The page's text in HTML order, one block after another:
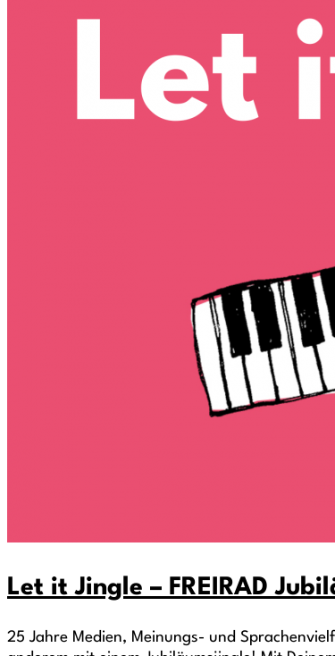
Let it Jingle – FREIRAD
25 Jahre Medien, Meinungs- und